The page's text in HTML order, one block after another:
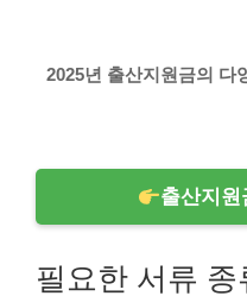
2025년 출산지원금의 다
출산지원
필요한 서류 종